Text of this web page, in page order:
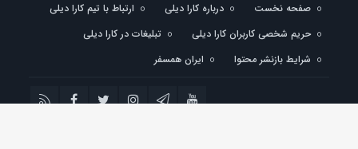
صفحه نخست درباره کارا دیلی
ارتباط با تیم کارا دیلی
حریم شخصی کاربران کارا دیلی
تبلیغات در کارا دیلی
شرایط بازنشر محتوا
ایران همسفر